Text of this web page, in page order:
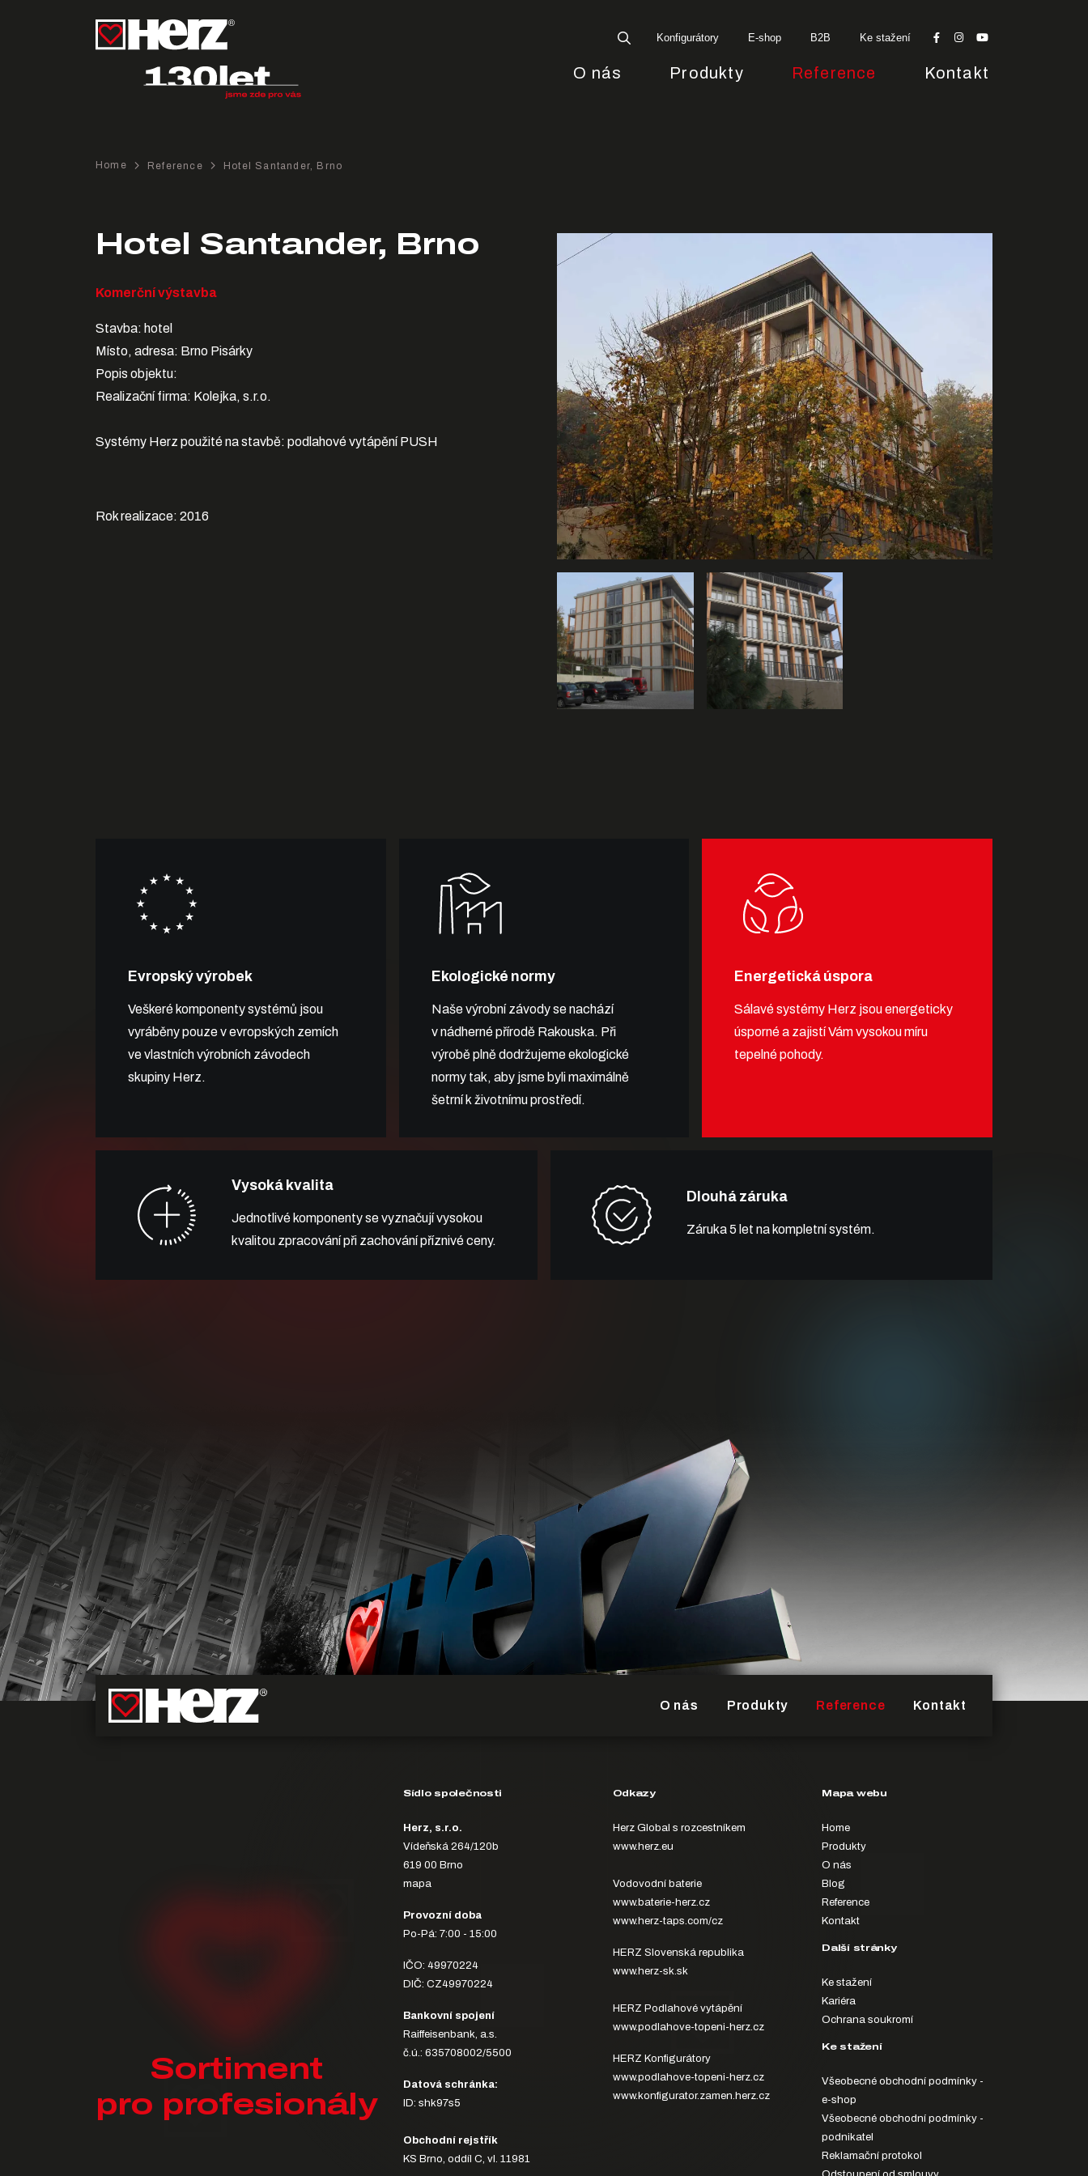
Konfigurátory E-shop B2B Ke stažení
O nás Produkty Reference Kontakt
Home Reference Hotel Santander, Brno
Hotel Santander, Brno
Komerční výstavba
Stavba: hotel
Místo, adresa: Brno Pisárky
Popis objektu:
Realizační firma: Kolejka, s.r.o.
Systémy Herz použité na stavbě: podlahové vytápění PUSH
Rok realizace: 2016
Evropský výrobek
Veškeré komponenty systémů jsou
vyráběny pouze v evropských zemích
ve vlastních výrobních závodech
skupiny Herz.
Ekologické normy
Naše výrobní závody se nachází
v nádherné přírodě Rakouska. Při
výrobě plně dodržujeme ekologické
normy tak, aby jsme byli maximálně
šetrní k životnímu prostředí.
Energetická úspora
Sálavé systémy Herz jsou energeticky
úsporné a zajistí Vám vysokou míru
tepelné pohody.
Vysoká kvalita
Jednotlivé komponenty se vyznačují vysokou
kvalitou zpracování při zachování příznivé ceny.
Dlouhá záruka
Záruka 5 let na kompletní systém.
O nás Produkty Reference Kontakt
Sortiment
pro profesionály
Sídlo společnosti
Herz, s.r.o.
Vídeňská 264/120b
619 00 Brno
mapa
Provozní doba
Po-Pá: 7:00 - 15:00
IČO: 49970224
DIČ: CZ49970224
Bankovní spojení
Raiffeisenbank, a.s.
č.ú.: 635708002/5500
Datová schránka:
ID: shk97s5
Obchodní rejstřík
KS Brno, oddíl C, vl. 11981
Odkazy
Herz Global s rozcestníkem
www.herz.eu
Vodovodní baterie
www.baterie-herz.cz
www.herz-taps.com/cz
HERZ Slovenská republika
www.herz-sk.sk
HERZ Podlahové vytápění
www.podlahove-topeni-herz.cz
HERZ Konfigurátory
www.podlahove-topeni-herz.cz
www.konfigurator.zamen.herz.cz
Mapa webu
Home
Produkty
O nás
Blog
Reference
Kontakt
Další stránky
Ke stažení
Kariéra
Ochrana soukromí
Ke stažení
Všeobecné obchodní podmínky -
e-shop
Všeobecné obchodní podmínky -
podnikatel
Reklamační protokol